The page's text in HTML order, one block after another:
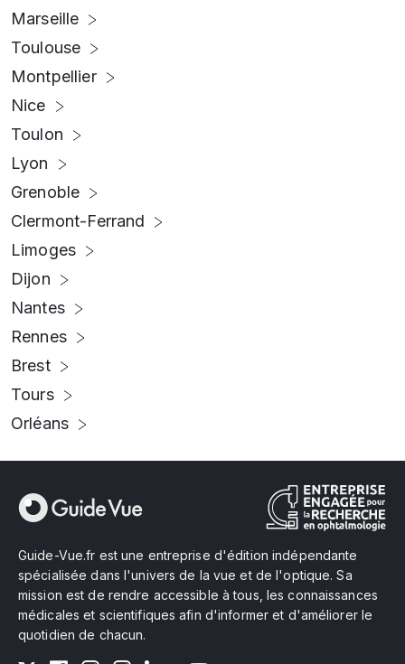
Marseille
Toulouse
Montpellier
Nice
Toulon
Lyon
Grenoble
Clermont-Ferrand
Limoges
Dijon
Nantes
Rennes
Brest
Tours
Orléans
Guide-Vue.fr est une entreprise d'édition indépendante
spécialisée dans l'univers de la vue et de l'optique. Sa
mission est de rendre accessible à tous, les connaissances
médicales et scientifiques afin d'informer et d'améliorer le
quotidien de chacun.